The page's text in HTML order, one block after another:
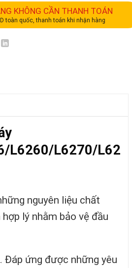
KHÔNG CẦN THANH TOÁN
toàn quốc, thanh toán khi nhận hàng
L6260/L6270/
nguyên liệu chất
lý nhằm bảo vệ đầu
Đáp ứng được những yêu